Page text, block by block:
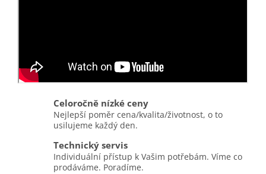
Celoročně nízké ceny
Nejlepší poměr cena/kvalita/životnost, o to
usilujeme každý den.
Technický servis
Individuální přístup k Vašim potřebám. Víme co
prodáváme. Poradíme.